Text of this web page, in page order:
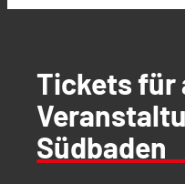
Tickets für
Südbaden